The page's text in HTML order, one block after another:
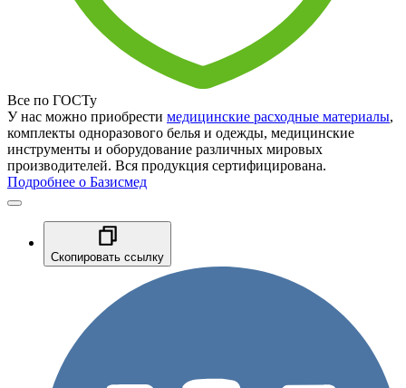
Все по ГОСТу
У нас можно приобрести медицинские расходные материалы,
комплекты одноразового белья и одежды, медицинские
инструменты и оборудование различных мировых
производителей. Вся продукция сертифицирована.
Подробнее о Базисмед
Скопировать ссылку